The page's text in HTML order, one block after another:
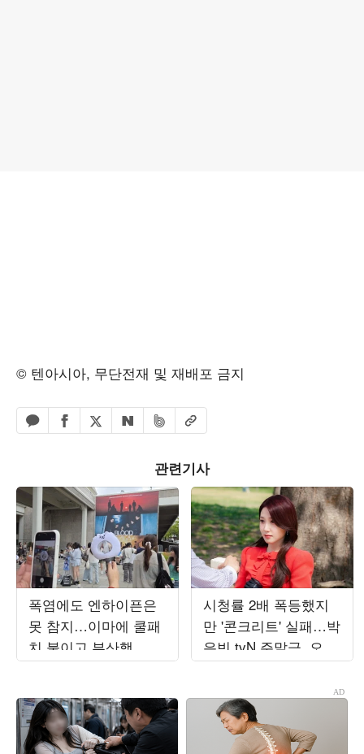
© 텐아시아, 무단전재 및 재배포 금지
카카오톡 공유하기
페이스북 공유하기
엑스 공유하기
네이버 공유하기
밴드 공유하기
URL복사
관련기사
폭염에도 엔하이픈은
못 참지…이마에 쿨패
치 붙이고 부산행
[TEN현장]
시청률 2배 폭등했지
만 '콘크리트' 실패…박
은빈 tvN 주말극, 오르
락내리락 수치 변동